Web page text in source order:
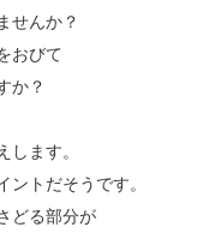
せんか？
おびて
か？
します。
トだそうです。
どる部分が